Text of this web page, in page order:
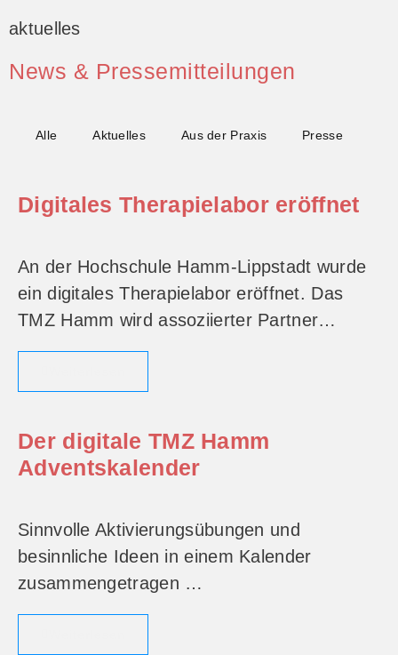
aktuelles
News & Pressemitteilungen
Alle Aktuelles Aus der Praxis Presse
Digitales Therapielabor eröffnet
An der Hochschule Hamm-Lippstadt wurde
ein digitales Therapielabor eröffnet. Das
TMZ Hamm wird assoziierter Partner…
Der digitale TMZ Hamm
Adventskalender
Sinnvolle Aktivierungsübungen und
besinnliche Ideen in einem Kalender
zusammengetragen …